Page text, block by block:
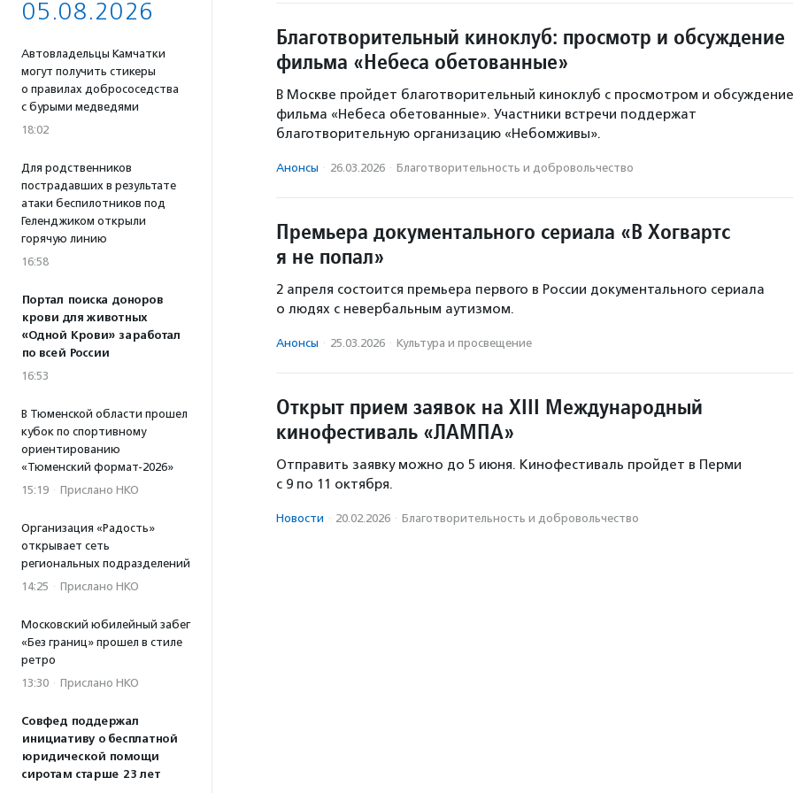
05.08.2026
Автовладельцы Камчатки
могут получить стикеры
о правилах добрососедства
с бурыми медведями
18:02
Для родственников
пострадавших в результате
атаки беспилотников под
Геленджиком открыли
горячую линию
16:58
Портал поиска доноров
крови для животных
«Одной Крови» заработал
по всей России
16:53
В Тюменской области прошел
кубок по спортивному
ориентированию
«Тюменский формат-2026»
15:19 · Прислано НКО
Организация «Радость»
открывает сеть
региональных подразделений
14:25 · Прислано НКО
Московский юбилейный забег
«Без границ» прошел в стиле
ретро
13:30 · Прислано НКО
Совфед поддержал
инициативу о бесплатной
юридической помощи
сиротам старше 23 лет
Благотворительный киноклуб: просмотр и обсуждение
фильма «Небеса обетованные»
В Москве пройдет благотворительный киноклуб с просмотром и
фильма «Небеса обетованные». Участники встречи поддержат
благотворительную организацию «Небомживы».
Анонсы · 26.03.2026 · Благотвори­тель­ность и доброволь­чест­во
Премьера документального сериала «В Хогвартс
я не попал»
2 апреля состоится премьера первого в России документального сериала
о людях с невербальным аутизмом.
Анонсы · 25.03.2026 · Культура и просвещение
Открыт прием заявок на XIII Международный
кинофестиваль «ЛАМПА»
Отправить заявку можно до 5 июня. Кинофестиваль пройдет в Перми
с 9 по 11 октября.
Новости · 20.02.2026 · Благотвори­тель­ность и доброволь­чест­во